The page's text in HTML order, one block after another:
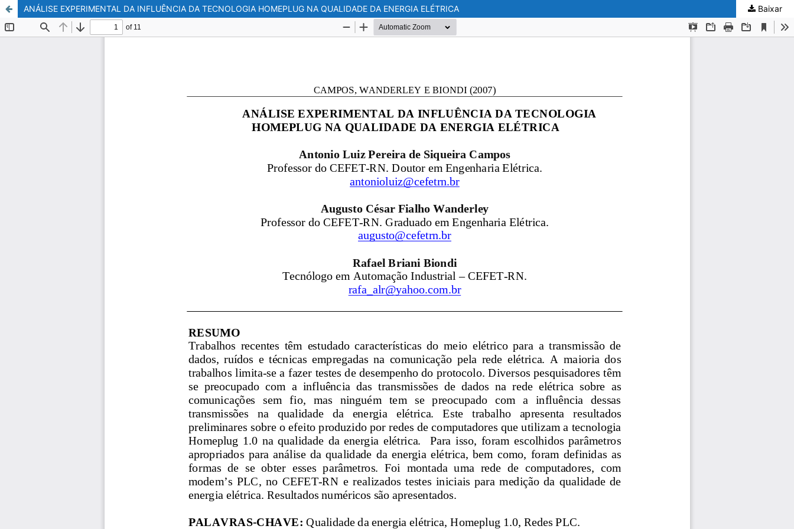
ANÁLISE EXPERIMENTAL DA INFLUÊNCIA DA TECNOLOGIA HOMEPLUG NA QUALIDADE DA ENERGIA ELÉTRICA Baixar